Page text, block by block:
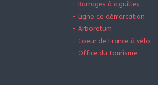
- Barrages à aiguilles
- Ligne de démarcation
- Arboretum
- Coeur de France à vélo
- Office du tourisme